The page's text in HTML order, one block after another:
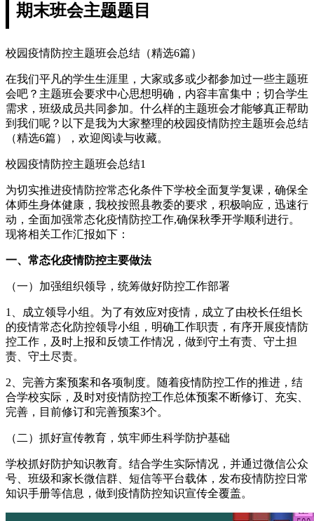
期末班会主题题目
校园疫情防控主题班会总结（精选6篇）
在我们平凡的学生生涯里，大家或多或少都参加过一些主题班
会吧？主题班会要求中心思想明确，内容丰富集中；切合学生
需求，班级成员共同参加。什么样的主题班会才能够真正帮助
到我们呢？以下是我为大家整理的校园疫情防控主题班会总结
（精选6篇），欢迎阅读与收藏。
校园疫情防控主题班会总结1
为切实推进疫情防控常态化条件下学校全面复学复课，确保全
体师生身体健康，我校按照县教委的要求，积极响应，迅速行
动，全面加强常态化疫情防控工作,确保秋季开学顺利进行。
现将相关工作汇报如下：
一、常态化疫情防控主要做法
（一）加强组织领导，统筹做好防控工作部署
1、成立领导小组。为了有效应对疫情，成立了由校长任组长
的疫情常态化防控领导小组，明确工作职责，有序开展疫情防
控工作，及时上报和反馈工作情况，做到守土有责、守土担
责、守土尽责。
2、完善方案预案和各项制度。随着疫情防控工作的推进，结
合学校实际，及时对疫情防控工作总体预案不断修订、充实、
完善，目前修订和完善预案3个。
（二）抓好宣传教育，筑牢师生科学防护基础
学校抓好防护知识教育。结合学生实际情况，并通过微信公众
号、班级和家长微信群、短信等平台载体，发布疫情防控日常
知识手册等信息，做到疫情防控知识宣传全覆盖。